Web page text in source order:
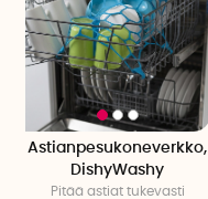
Astianpesukoneverkko,
DishyWashy
Pitää astiat tukevasti